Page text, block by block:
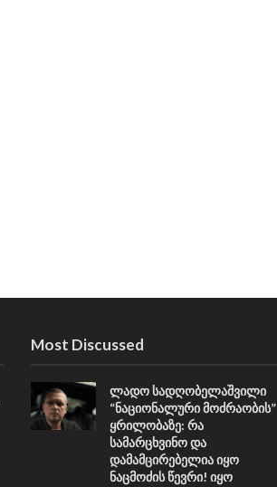
Most Discussed
ლადო სადღობელაშვილი
“ნაციონალური მოძრაობის”
ყრილობაზე: რა
სამარცხვინო და
დამამცირებელია იყო
ნაცმოძის წევრი! იყო